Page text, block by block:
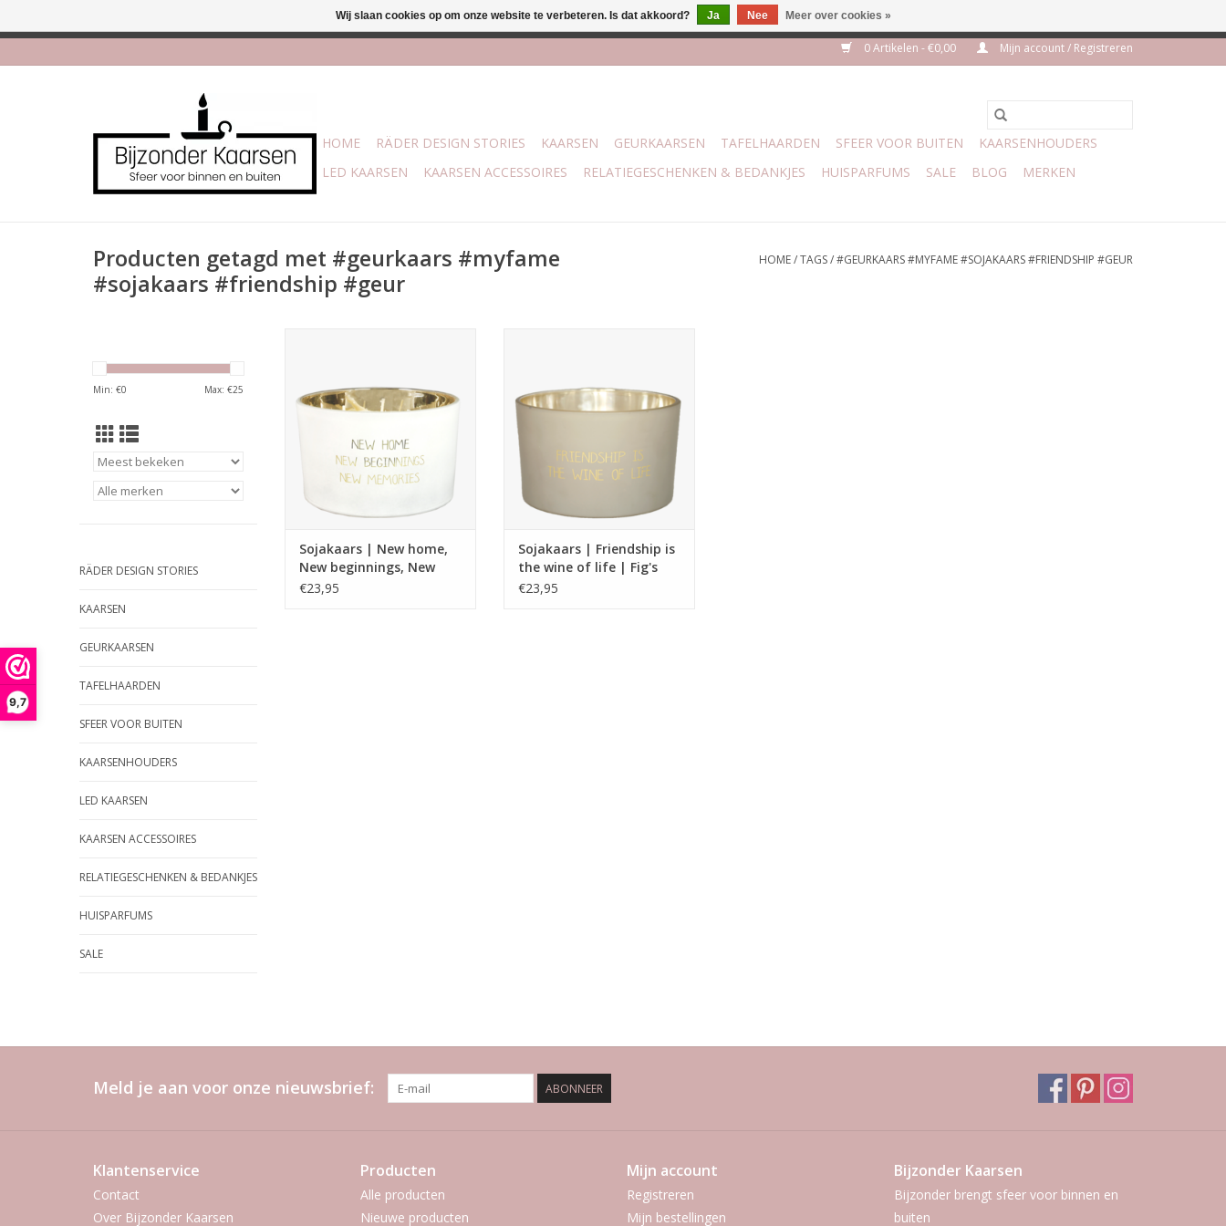
9,7
0 Artikelen - €0,00 Mijn account / Registreren
HOME RÄDER DESIGN STORIES KAARSEN GEURKAARSEN TAFELHAARDEN SFEER VOOR BUITEN
KAARSENHOUDERS
LED KAARSEN
KAARSEN ACCESSOIRES RELATIEGESCHENKEN & BEDANKJES HUISPARFUMS SALE BLOG MERKEN
Producten getagd met #geurkaars #myfame
#sojakaars #friendship #geur
HOME/TAGS/#GEURKAARS #MYFAME #SOJAKAARS #FRIENDSHIP #GEUR
Min: €0 Max: €25
RÄDER DESIGN STORIES
KAARSEN
GEURKAARSEN
TAFELHAARDEN
SFEER VOOR BUITEN
KAARSENHOUDERS
LED KAARSEN
KAARSEN ACCESSOIRES
RELATIEGESCHENKEN & BEDANKJES
HUISPARFUMS
SALE
Cotton en brandt ca. 50 uur.
Afmetingen: 135 x 90 mm.
TOEVOEGEN AAN WINKELWAGEN
Sojakaars | New home,
New beginnings, New
memories | Fresh cotton
€23,95
Delight en brandt ca. 50 uur.
Afmetingen: 135 x 90 mm.
TOEVOEGEN AAN WINKELWAGEN
Sojakaars | Friendship is
the wine of life | Fig's
delight
€23,95
Meld je aan voor onze nieuwsbrief: ABONNEER
Klantenservice
Contact
Over Bijzonder Kaarsen
Producten
Alle producten
Nieuwe producten
Mijn account
Registreren
Mijn bestellingen
Bijzonder Kaarsen
Bijzonder brengt sfeer voor binnen en
buiten
Wij slaan cookies op om onze website te verbeteren. Is dat akkoord? Ja Nee Meer over cookies »
Afhalen is mogelijk bij mijn winkel Trotz | Belvederelaan 107 Zwolle | 27 juli t/m 3 aug VAKANTIE